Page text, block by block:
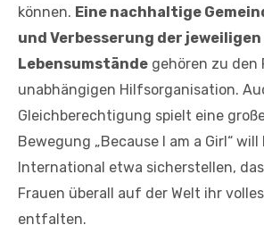
können. Eine nachhaltige
und Verbesserung der jeweiligen
Lebensumstände gehören zu den
unabhängigen Hilfsorganisation.
Gleichberechtigung spielt eine
Bewegung „Because I am a Girl“ will
International etwa sicherstellen,
Frauen überall auf der Welt ihr
entfalten.